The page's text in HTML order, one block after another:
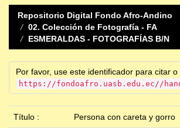
Repositorio Digital Fondo Afro-Andino
02. Colección de Fotografía - FA
ESMERALDAS - FOTOGRAFÍAS B/N
Por favor, use este identificador para citar
https://fondoafro.uasb.edu.ec//
Título : Persona con careta y gorro